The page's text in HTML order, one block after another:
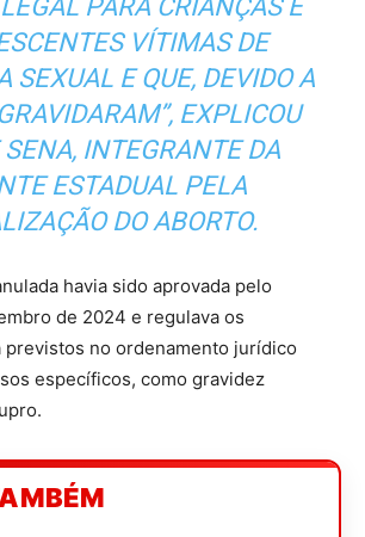
PARA CRIANÇAS E
VÍTIMAS DE
SEXUAL E QUE, DEVIDO A
EXPLICOU
INTEGRANTE DA
ESTADUAL PELA
DO ABORTO.
havia sido aprovada pelo
de 2024 e regulava os
previstos no ordenamento jurídico
específicos, como gravidez